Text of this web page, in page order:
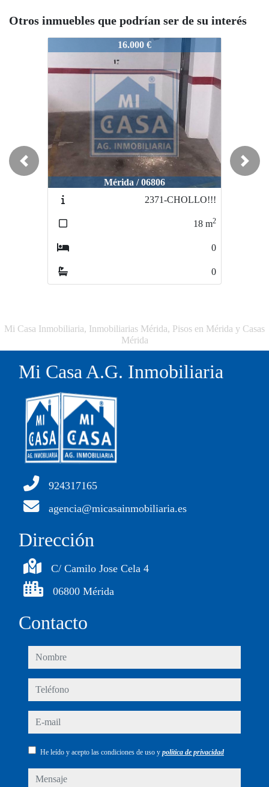
Otros inmuebles que podrían ser de su interés
16.000 €
Mérida / 06806
2371-CHOLLO!!!
18m2
0
0
2141-06805 16.000 €
Mérida / CENTRO
3523-
Previous Next
Mi Casa Inmobiliaria, Inmobiliarias Mérida, Pisos en Mérida y Casas
Mérida
Mi Casa A.G. Inmobiliaria
924317165
agencia@micasainmobiliaria.es
Dirección
C/ Camilo Jose Cela 4
06800 Mérida
Contacto
nombre
teléfono
e-mail
He leído y acepto las condiciones de uso y política de privacidad
mensaje